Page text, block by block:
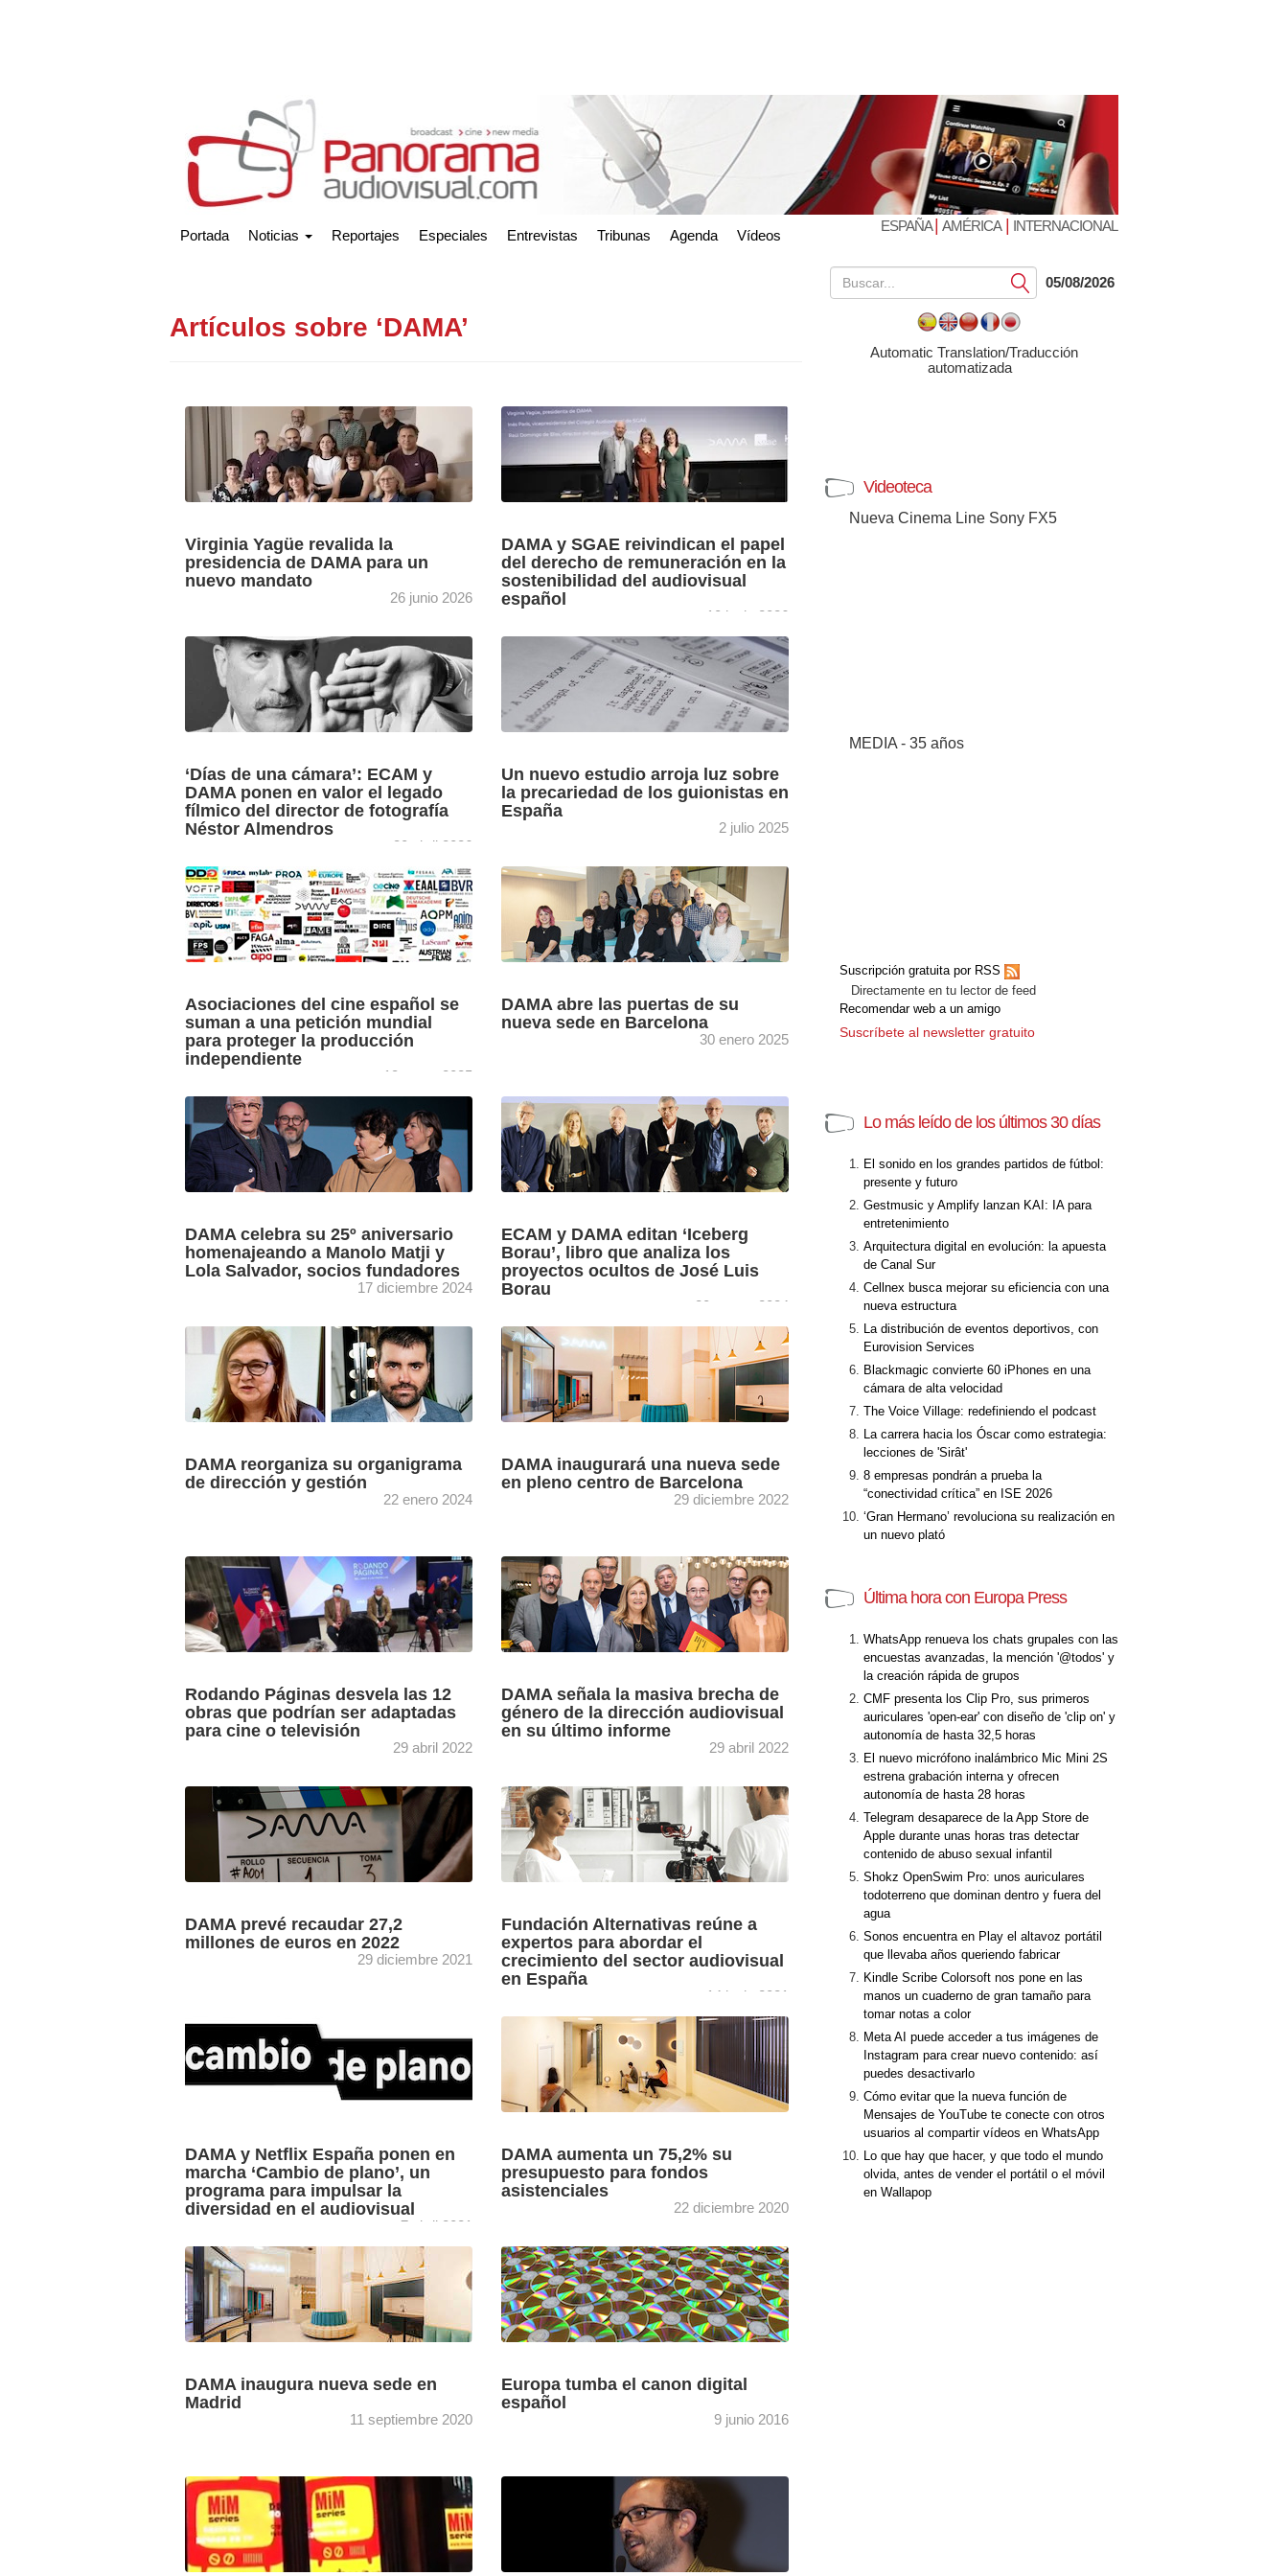
Portada Noticias Reportajes Especiales Entrevistas Tribunas Agenda Vídeos
ESPAÑA| AMÉRICA| INTERNACIONAL
Artículos sobre ‘DAMA’
Virginia Yagüe revalida la
presidencia de DAMA para un
nuevo mandato
26 junio 2026
[+]
El nuevo Consejo de Administradores de
Derechos de Autor de Medios Audiovisuales
(DAMA) reelige a Virginia Yagüe como
presidenta de la entidad en su ...
DAMA y SGAE reivindican el papel
del derecho de remuneración en la
sostenibilidad del audiovisual
español
10 junio 2026
DAMA y SGAE presentan en la Academia de
Cine el estudio ‘La importancia económica del
derecho de remuneración en el mercado
audiovisual español’, elaborado ...
‘Días de una cámara’: ECAM y
DAMA ponen en valor el legado
fílmico del director de fotografía
Néstor Almendros
30 abril 2026
[+]
La colección de libros “Imprenta dinámica” de
la ECAM (Escuela de Cinematografía y del
Audiovisual de la Comunidad de Madrid) y
DAMA, entidad especializada ...
Un nuevo estudio arroja luz sobre
la precariedad de los guionistas en
España
2 julio 2025
ALMA, DAMA, FAGA y Fundación SGAE han
presentado en Madrid el estudio “La profesión
del guionista en España”, una investigación
elaborada por el Instituto ...
Asociaciones del cine español se
suman a una petición mundial
para proteger la producción
independiente
13 mayo 2025
[+]
Representantes del sector cinematográfico y
audiovisual de todo el mundo, entre ellos las
españolas Acción, AECINE, ALMA, DAMA,
FAGA, GIDOI, PROA y PATE, hacen ...
DAMA abre las puertas de su
nueva sede en Barcelona
30 enero 2025
El céntrico Passatge de Sant Bernart 8, frente
a la Plaça de Terenci Moix, acoge la nueva
sede en Barcelona de DAMA, un nuevo ...
DAMA celebra su 25º aniversario
homenajeando a Manolo Matji y
Lola Salvador, socios fundadores
17 diciembre 2024
[+]
La entidad española de gestión de derechos
de autor especializada en el ámbito
audiovisual, DAMA, ha celebrado un acto de
conmemoración de su 25º ...
ECAM y DAMA editan ‘Iceberg
Borau’, libro que analiza los
proyectos ocultos de José Luis
Borau
20 marzo 2024
[+]
La sede de la Academia de Cine ha acogido el
acto de presentación de ‘Iceberg Borau’ de
Carlos F. Heredero, un libro editado por ...
DAMA reorganiza su organigrama
de dirección y gestión
22 enero 2024
[+]
Derechos de Autor de Medios Audiovisuales
(DAMA) aprueba una profunda
reestructuración de su organigrama
adjudicando a Carmen Pacheco Ronda la
dirección general y a ...
DAMA inaugurará una nueva sede
en pleno centro de Barcelona
29 diciembre 2022
La última Asamblea General de DAMA,
entidad de gestión de derechos audiovisuales,
se salda con la aprobación de los
presupuestos de 2023 (con un ...
Rodando Páginas desvela las 12
obras que podrían ser adaptadas
para cine o televisión
29 abril 2022
[+]
Los próximos 6 y 7 de junio se celebrará en
Madrid la quinta edición de Rodando Páginas,
del libro a las pantallas, una iniciativa ...
DAMA señala la masiva brecha de
género de la dirección audiovisual
en su último informe
29 abril 2022
El último informe realizado por DAMA en
colaboración con la Academia de Cine, un
estudio sobre la situación sociolaboral de las
directoras y directores ...
DAMA prevé recaudar 27,2
millones de euros en 2022
29 diciembre 2021
gestión de derechos de autores
audiovisuales, ha aprobado sus presupuestos
para 2022, así como una actualización de ...
Fundación Alternativas reúne a
expertos para abordar el
crecimiento del sector audiovisual
en España
14 junio 2021
[+]
Numerosos expertos reflexionarán sobre la
recuperación de la economía española a
través del sector audiovisual en un evento
impulsado por Fundación Alternativas. El
encuentro ...
DAMA y Netflix España ponen en
marcha ‘Cambio de plano’, un
programa para impulsar la
diversidad en el audiovisual
7 abril 2021
[+]
La iniciativa incluye la convocatoria de un
concurso de ideas, ‘Cuéntanos las historias
que nadie cuenta’, que premiará historias
originales sobre el mundo rural, ...
DAMA aumenta un 75,2% su
presupuesto para fondos
asistenciales
22 diciembre 2020
La entidad de gestión de derechos de
guionistas y directores prevé cerrar 2020 con
un aumento del 5,8% en su recaudación,
gracias en gran ...
DAMA inaugura nueva sede en
Madrid
11 septiembre 2020
La nueva sede de la entidad de gestión de
derechos de autor de guionistas y directores
pretende convertirse en un punto de
encuentro y ...
Europa tumba el canon digital
español
9 junio 2016
La sentencia del Tribunal de Justicia de la
Unión Europea asegura que la compensación
vía Presupuestos Generales del Estado «no
asegura que el coste ...
Submit05/08/2026
Automatic Translation/Traducción
automatizada
Videoteca
Nueva Cinema Line Sony FX5
MEDIA - 35 años
Suscripción gratuita por RSS
Directamente en tu lector de feed
Recomendar web a un amigo
Suscríbete al newsletter gratuito
Lo más leído de los últimos 30 días
El sonido en los grandes partidos de fútbol:
presente y futuro
Gestmusic y Amplify lanzan KAI: IA para
entretenimiento
Arquitectura digital en evolución: la apuesta
de Canal Sur
Cellnex busca mejorar su eficiencia con una
nueva estructura
La distribución de eventos deportivos, con
Eurovision Services
Blackmagic convierte 60 iPhones en una
cámara de alta velocidad
The Voice Village: redefiniendo el podcast
La carrera hacia los Óscar como estrategia:
lecciones de 'Sirât'
8 empresas pondrán a prueba la
“conectividad crítica” en ISE 2026
‘Gran Hermano’ revoluciona su realización en
un nuevo plató
Última hora con Europa Press
WhatsApp renueva los chats grupales con las
encuestas avanzadas, la mención '@todos' y
la creación rápida de grupos
CMF presenta los Clip Pro, sus primeros
auriculares 'open-ear' con diseño de 'clip on' y
autonomía de hasta 32,5 horas
El nuevo micrófono inalámbrico Mic Mini 2S
estrena grabación interna y ofrecen
autonomía de hasta 28 horas
Telegram desaparece de la App Store de
Apple durante unas horas tras detectar
contenido de abuso sexual infantil
Shokz OpenSwim Pro: unos auriculares
todoterreno que dominan dentro y fuera del
agua
Sonos encuentra en Play el altavoz portátil
que llevaba años queriendo fabricar
Kindle Scribe Colorsoft nos pone en las
manos un cuaderno de gran tamaño para
tomar notas a color
Meta AI puede acceder a tus imágenes de
Instagram para crear nuevo contenido: así
puedes desactivarlo
Cómo evitar que la nueva función de
Mensajes de YouTube te conecte con otros
usuarios al compartir vídeos en WhatsApp
Lo que hay que hacer, y que todo el mundo
olvida, antes de vender el portátil o el móvil
en Wallapop